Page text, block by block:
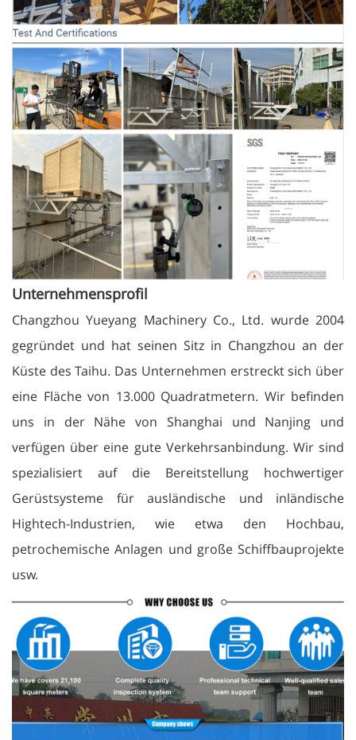
Unternehmensprofil
Changzhou Yueyang Machinery Co., Ltd. wurde 2004
gegründet und hat seinen Sitz in Changzhou an der
Küste des Taihu. Das Unternehmen erstreckt sich über
eine Fläche von 13.000 Quadratmetern. Wir befinden
uns in der Nähe von Shanghai und Nanjing und
verfügen über eine gute Verkehrsanbindung. Wir sind
spezialisiert auf die Bereitstellung hochwertiger
Gerüstsysteme für ausländische und inländische
Hightech-Industrien, wie etwa den Hochbau,
petrochemische Anlagen und große Schiffbauprojekte
usw.